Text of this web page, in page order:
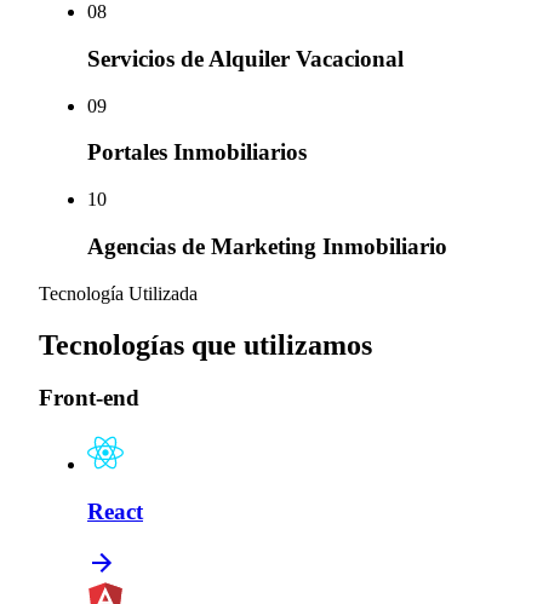
08
Servicios de Alquiler Vacacional
09
Portales Inmobiliarios
10
Agencias de Marketing Inmobiliario
Tecnología Utilizada
Tecnologías que utilizamos
Front-end
React